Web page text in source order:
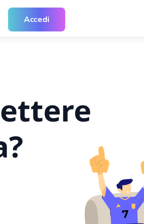
Accedi